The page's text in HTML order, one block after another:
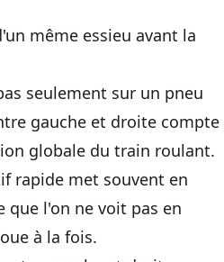
même essieu avant la
seulement sur un pneu
gauche et droite compte
globale du train roulant.
rapide met souvent en
que l'on ne voit pas en
à la fois.